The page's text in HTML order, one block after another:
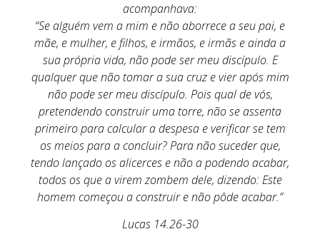
acompanhava:
“Se alguém vem a mim e não aborrece a seu pai, e
mãe, e mulher, e filhos, e irmãos, e irmãs e ainda a
sua própria vida, não pode ser meu discípulo. E
qualquer que não tomar a sua cruz e vier após mim
não pode ser meu discípulo. Pois qual de vós,
pretendendo construir uma torre, não se assenta
primeiro para calcular a despesa e verificar se tem
os meios para a concluir? Para não suceder que,
tendo lançado os alicerces e não a podendo acabar,
todos os que a virem zombem dele, dizendo: Este
homem começou a construir e não pôde acabar.”
Lucas 14.26-30